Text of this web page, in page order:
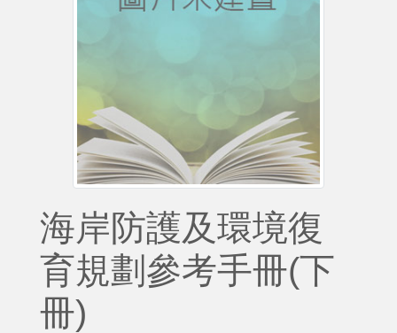
海岸防護及環境復
育規劃參考手冊(下
冊)